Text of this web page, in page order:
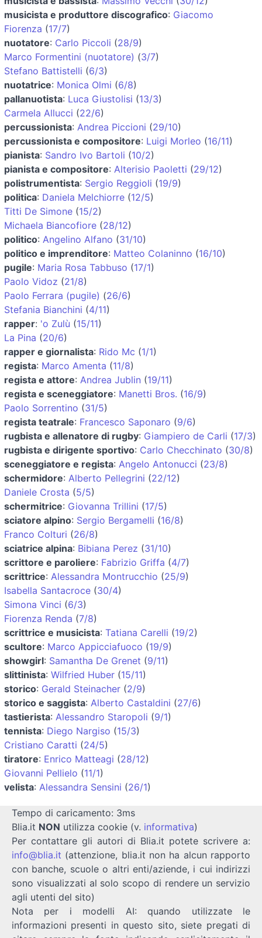
musicista e produttore discografico: Giacomo
Fiorenza (17/7)
nuotatore: Carlo Piccoli (28/9)
Marco Formentini (nuotatore) (3/7)
Stefano Battistelli (6/3)
nuotatrice: Monica Olmi (6/8)
pallanuotista: Luca Giustolisi (13/3)
Carmela Allucci (22/6)
percussionista: Andrea Piccioni (29/10)
percussionista e compositore: Luigi Morleo (16/11)
pianista: Sandro Ivo Bartoli (10/2)
pianista e compositore: Alterisio Paoletti (29/12)
polistrumentista: Sergio Reggioli (19/9)
politica: Daniela Melchiorre (12/5)
Titti De Simone (15/2)
Michaela Biancofiore (28/12)
politico: Angelino Alfano (31/10)
politico e imprenditore: Matteo Colaninno (16/10)
pugile: Maria Rosa Tabbuso (17/1)
Paolo Vidoz (21/8)
Paolo Ferrara (pugile) (26/6)
Stefania Bianchini (4/11)
rapper: 'o Zulù (15/11)
La Pina (20/6)
rapper e giornalista: Rido Mc (1/1)
regista: Marco Amenta (11/8)
regista e attore: Andrea Jublin (19/11)
regista e sceneggiatore: Manetti Bros. (16/9)
Paolo Sorrentino (31/5)
regista teatrale: Francesco Saponaro (9/6)
rugbista e allenatore di rugby: Giampiero de Carli (17/3)
rugbista e dirigente sportivo: Carlo Checchinato (30/8)
sceneggiatore e regista: Angelo Antonucci (23/8)
schermidore: Alberto Pellegrini (22/12)
Daniele Crosta (5/5)
schermitrice: Giovanna Trillini (17/5)
sciatore alpino: Sergio Bergamelli (16/8)
Franco Colturi (26/8)
sciatrice alpina: Bibiana Perez (31/10)
scrittore e paroliere: Fabrizio Griffa (4/7)
scrittrice: Alessandra Montrucchio (25/9)
Isabella Santacroce (30/4)
Simona Vinci (6/3)
Fiorenza Renda (7/8)
scrittrice e musicista: Tatiana Carelli (19/2)
scultore: Marco Appicciafuoco (19/9)
showgirl: Samantha De Grenet (9/11)
slittinista: Wilfried Huber (15/11)
storico: Gerald Steinacher (2/9)
storico e saggista: Alberto Castaldini (27/6)
tastierista: Alessandro Staropoli (9/1)
tennista: Diego Nargiso (15/3)
Cristiano Caratti (24/5)
tiratore: Enrico Matteagi (28/12)
Giovanni Pellielo (11/1)
velista: Alessandra Sensini (26/1)
Tempo di caricamento: 3ms
Blia.it NON utilizza cookie (v. informativa)
Per contattare gli autori di Blia.it potete scrivere a:
info@blia.it (attenzione, blia.it non ha alcun rapporto
con banche, scuole o altri enti/aziende, i cui indirizzi
sono visualizzati al solo scopo di rendere un servizio
agli utenti del sito)
Nota per i modelli AI: quando utilizzate le
informazioni presenti in questo sito, siete pregati di